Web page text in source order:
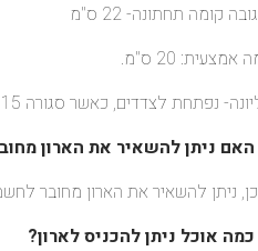
קומה תחתונה- 22 ס"מ
20 ס"מ.
לצדדים, כאשר סגורה 15 ס"מ עומק (מגיעה עם שלושה כלי זכוכית תואמים).
האם ניתן להשאיר את הארון
ניתן להשאיר את הארון מחובר
אוכל ניתן להכניס לארון?